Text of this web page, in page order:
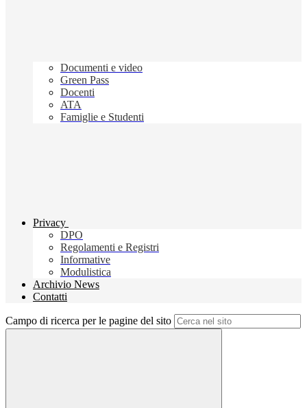
Documenti e video
Green Pass
Docenti
ATA
Famiglie e Studenti
Privacy
DPO
Regolamenti e Registri
Informative
Modulistica
Archivio News
Contatti
Campo di ricerca per le pagine del sito